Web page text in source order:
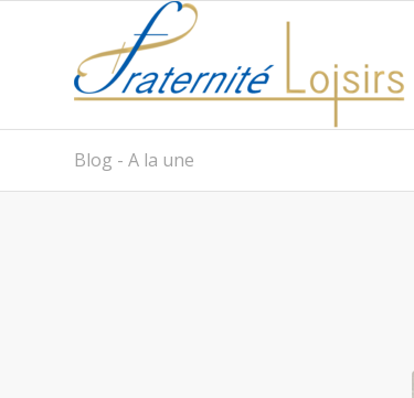
Blog - A la une